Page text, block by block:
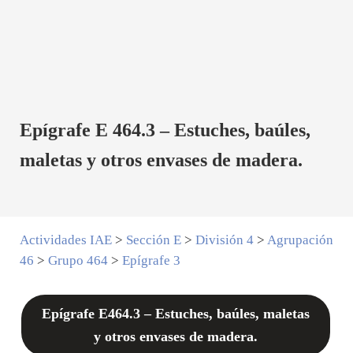
Epígrafe E 464.3 – Estuches, baúles,
maletas y otros envases de madera.
Actividades IAE> Sección E> División 4> Agrupación
46 > Grupo 464> Epígrafe 3
Epígrafe E464.3 – Estuches, baúles, maletas
y otros envases de madera.